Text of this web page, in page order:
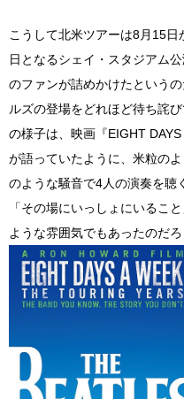
こうして北米ツアーは8月15
日となるシェイ・スタジアム
のファンが詰めかけたという
ルズの登場をどれほど待ち詫
の様子は、映画『EIGHT
が語っていたように、米粒の
のような騒音で4人の演奏を聴
「その場にいっしょにいるこ
ような雰囲気でもあったのだろ